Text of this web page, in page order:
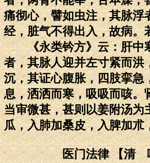
痛彻心，譬如虫注，其脉浮
经，脏气不得出入，故病。
《永类钤方》云：肝中寒
者，其脉人迎并左寸紧而洪
沉，其证心腹胀，四肢挛急
息，洒洒而寒，吸吸而咳。
当审微甚，甚则以姜附汤为
瓜，入肺加桑皮，入脾加朮
医门法律 【清 喻